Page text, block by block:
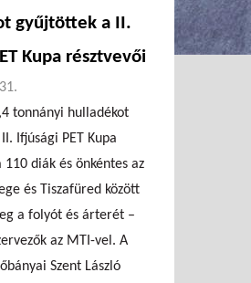
gyűjtöttek a II.
Kupa résztvevői
tonnányi hulladékot
Ifjúsági PET Kupa
110 diák és önkéntes az
és Tiszafüred között
a folyót és árterét –
az MTI-vel. A
Szent László